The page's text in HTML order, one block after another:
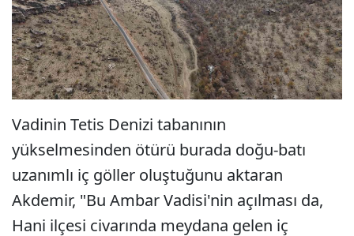
Vadinin Tetis Denizi tabanının
yükselmesinden ötürü burada doğu-batı
uzanımlı iç göller oluştuğunu aktaran
Akdemir, "Bu Ambar Vadisi'nin açılması da,
Hani ilçesi civarında meydana gelen iç